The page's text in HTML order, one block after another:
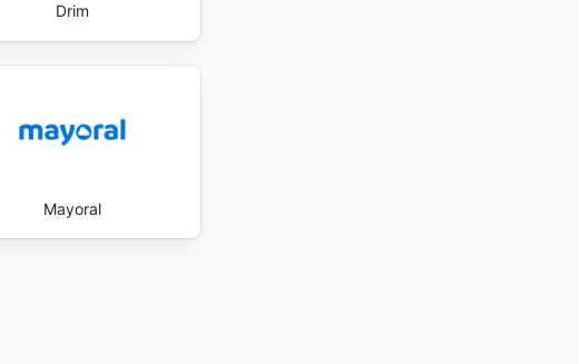
Drim
Mayoral